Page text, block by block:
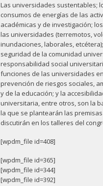
Las universidades sustentables;
consumos de energías de las
académicas y de investigación;
las universidades (terremotos,
inundaciones, laborales,
seguridad de la comunidad
responsabilidad social
funciones de las universidades
prevención de riesgos sociales,
y de la educación; y la
universitaria, entre otros, son la
la que se plantearán las
discutirán en los talleres del
[wpdm_file id=408]
[wpdm_file id=365]
[wpdm_file id=344]
[wpdm_file id=392]